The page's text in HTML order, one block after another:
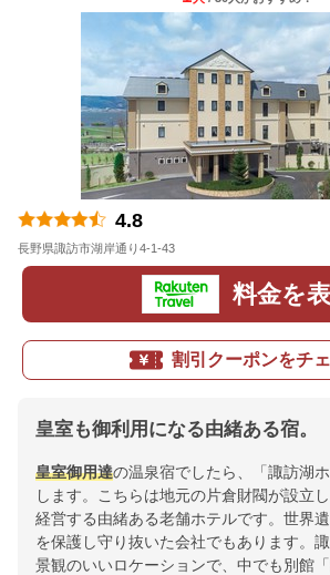
4.8
長野県諏訪市湖岸通り4-1-43
料金を
割引クーポンをチ
皇室も御利用になる由緒ある宿。
皇室御用達の温泉宿でしたら、「諏訪湖
します。こちらは地元の片倉財閥が設立
経営する由緒ある老舗ホテルです。世界遺
を保護し守り抜いた会社でもあります。
景観のいいロケーションで、中でも別館